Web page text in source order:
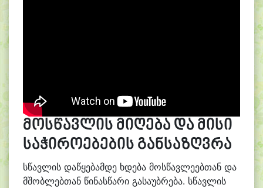
მოსწავლის მიღება და მისი
საჭიროებების განსაზღვრა
სწავლის დაწყებამდე ხდება მოსწავლეებთან და
მშობლებთან წინასწარი გასაუბრება. სწავლის